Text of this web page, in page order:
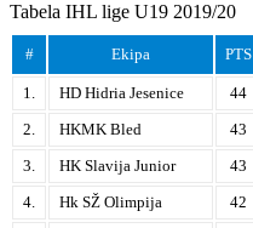
Tabela IHL lige U19 2019/20
# Ekipa PTS
1. HD Hidria Jesenice
44
2.
HKMK Bled
43
3.
HK Slavija Junior
43
4.
Hk SŽ Olimpija
42